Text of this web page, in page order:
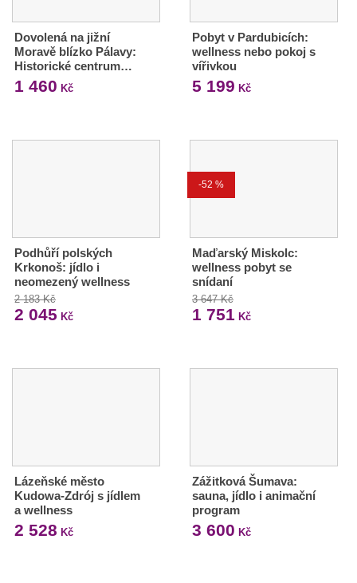
Dovolená na jižní
Moravě blízko Pálavy:
Historické centrum…
1 460 Kč
Pobyt v Pardubicích:
wellness nebo pokoj s
vířivkou
5 199 Kč
Podhůří polských
Krkonoš: jídlo i
neomezený wellness
2 183 Kč
2 045 Kč
-52 %
Maďarský Miskolc:
wellness pobyt se
snídaní
3 647 Kč
1 751 Kč
Lázeňské město
Kudowa-Zdrój s jídlem
a wellness
2 528 Kč
Zážitková Šumava:
sauna, jídlo i animační
program
3 600 Kč